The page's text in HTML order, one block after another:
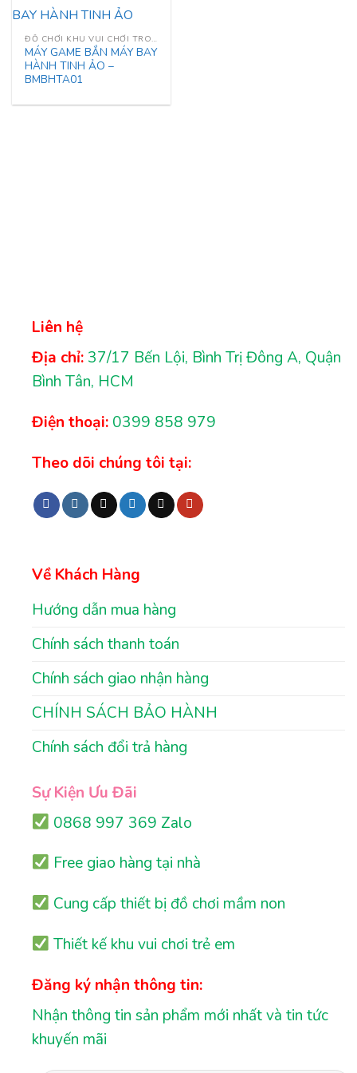
ĐỒ CHƠI KHU VUI CHƠI TRONG NHÀ
MÁY GAME BẮN MÁY BAY
HÀNH TINH ẢO –
BMBHTA01
Liên hệ
Địa chỉ: 37/17 Bến Lội, Bình Trị Đông A, Quận
Bình Tân, HCM
Điện thoại: 0399 858 979
Theo dõi chúng tôi tại:
Về Khách Hàng
Hướng dẫn mua hàng
Chính sách thanh toán
Chính sách giao nhận hàng
CHÍNH SÁCH BẢO HÀNH
Chính sách đổi trả hàng
Sự Kiện Ưu Đãi
0868 997 369 Zalo
Free giao hàng tại nhà
Cung cấp thiết bị đồ chơi mầm non
Thiết kế khu vui chơi trẻ em
Đăng ký nhận thông tin:
Nhận thông tin sản phẩm mới nhất và tin tức
khuyến mãi